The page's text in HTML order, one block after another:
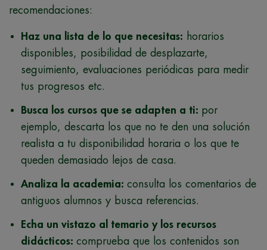
recomendaciones:
Haz una lista de lo que necesitas: horarios
disponibles, posibilidad de desplazarte,
seguimiento, evaluaciones periódicas para medir
tus progresos etc.
Busca los cursos que se adapten a ti: por
ejemplo, descarta los que no te den una solución
realista a tu disponibilidad horaria o los que te
queden demasiado lejos de casa.
Analiza la academia: consulta los comentarios de
antiguos alumnos y busca referencias.
Echa un vistazo al temario y los recursos
didácticos: comprueba que los contenidos son